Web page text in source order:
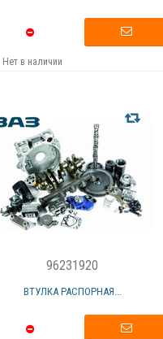
Нет в наличии
96231920
ВТУЛКА РАСПОРНАЯ...